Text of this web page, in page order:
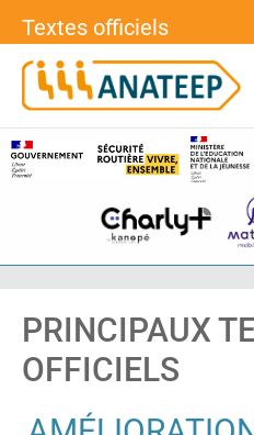
PRINCIPAUX
OFFICIELS
Textes officiels